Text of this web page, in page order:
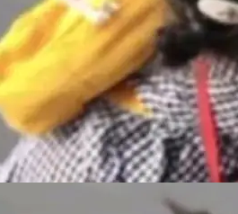
力消耗持续运行长
时才察觉异常。这
序，在近半年时间
示，...
开放协作。中国的
生态里加速迭代，
。他的原话是 "buil
不通气。 这个判
Hugging Face 是
面跑着上百万个模
用的程序？答案几
别人写的程序写程
个博客系统、智能
稀奇事。 Crawsh
开源 AI coding age
文章，核心论点很
理由不是传统的自
agent 直接相关的
个性化任何软件 C
内测邀请，全
演现场诞生
候大概没人想到它
的路演。 8月1日，
人崔添翼（tiany
Agent Harness 相
加 DeepSeek Har
信联系我。请附上
Preview
量级统一多模态模
Lite-Preview。